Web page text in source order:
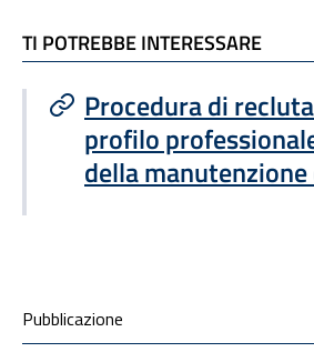
TI POTREBBE
TI POTREBBE INTERESSARE
Procedura di
profilo
della
Condivisione social
Pubblicazione